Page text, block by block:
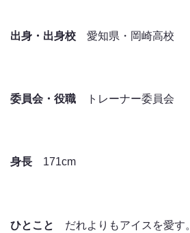
出身・出身校 愛知県・岡崎高校
委員会・役職 トレーナー委員会
身長 171cm
ひとこと だれよりもアイスを愛す。